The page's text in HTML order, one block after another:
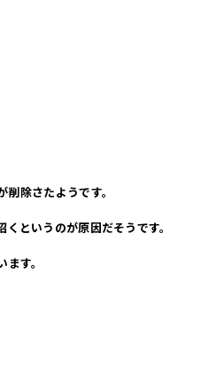
除さたようです。
というのが原因だそうです。
す。